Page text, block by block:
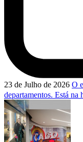
23 de Julho de 2026 O
departamentos. Está na